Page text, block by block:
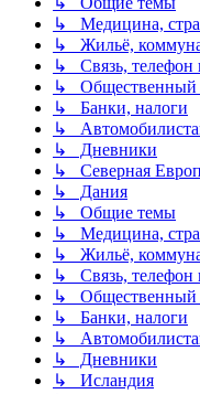
↳ Медицина,
↳ Жильё,
↳ Связь, телефон
↳ Общественный
↳ Банки, налоги
↳
↳ Дневники
↳ Северная
↳ Дания
↳ Общие темы
↳ Медицина,
↳ Жильё,
↳ Связь, телефон
↳ Общественный
↳ Банки, налоги
↳
↳ Дневники
↳ Исландия